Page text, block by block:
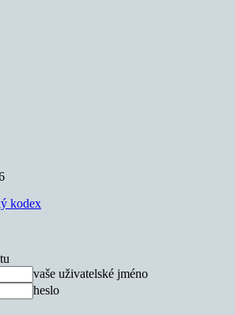
kodex
vaše uživatelské jméno
heslo